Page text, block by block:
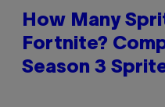
How Many
Fortnite?
Season 3